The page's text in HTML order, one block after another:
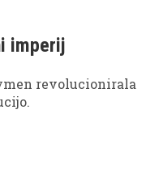
imperij
revolucionirala